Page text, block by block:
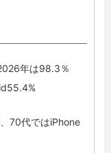
年は98.3％
70代ではiPhone